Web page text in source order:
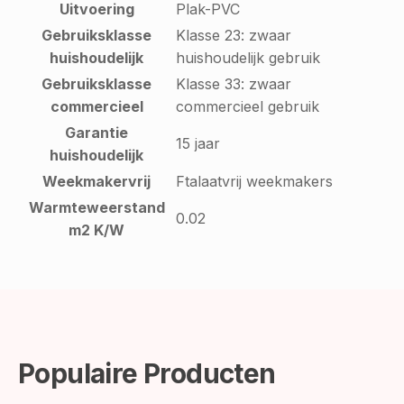
Uitvoering
Plak-PVC
Gebruiksklasse
huishoudelijk
Klasse 23: zwaar
huishoudelijk gebruik
Gebruiksklasse
commercieel
Klasse 33: zwaar
commercieel gebruik
Garantie
huishoudelijk
15 jaar
Weekmakervrij
Ftalaatvrij weekmakers
Warmteweerstand
m2 K/W
0.02
Populaire Producten